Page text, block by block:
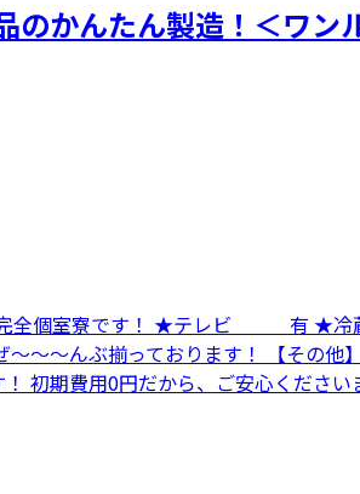
かんたん製造！＜ワン
万円 ※完全個室寮です！ ★テ
ぶ揃っております！ 【その他】
初期費用0円だから、ご安心ください